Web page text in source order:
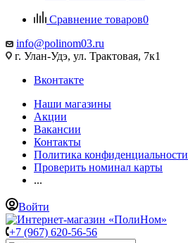
Сравнение товаров0
info@polinom03.ru
г. Улан-Удэ, ул. Трактовая, 7к1
Вконтакте
Наши магазины
Акции
Вакансии
Контакты
Политика конфиденциальности
Проверить номинал карты
...
Войти
+7 (967) 620-56-56